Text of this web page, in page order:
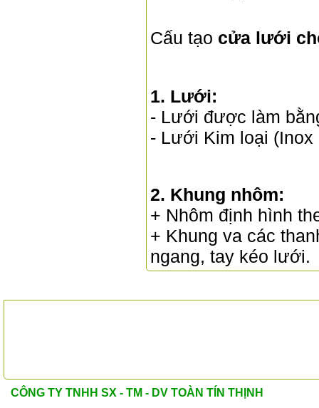
Cấu tạo cửa lưới
1. Lưới:
- Lưới được làm
- Lưới Kim loại
2. Khung nhôm:
+ Nhôm định hình
+ Khung va các
ngang, tay kéo lưới.
CÔNG TY TNHH SX - TM - DV TOÀN TÍN THỊNH